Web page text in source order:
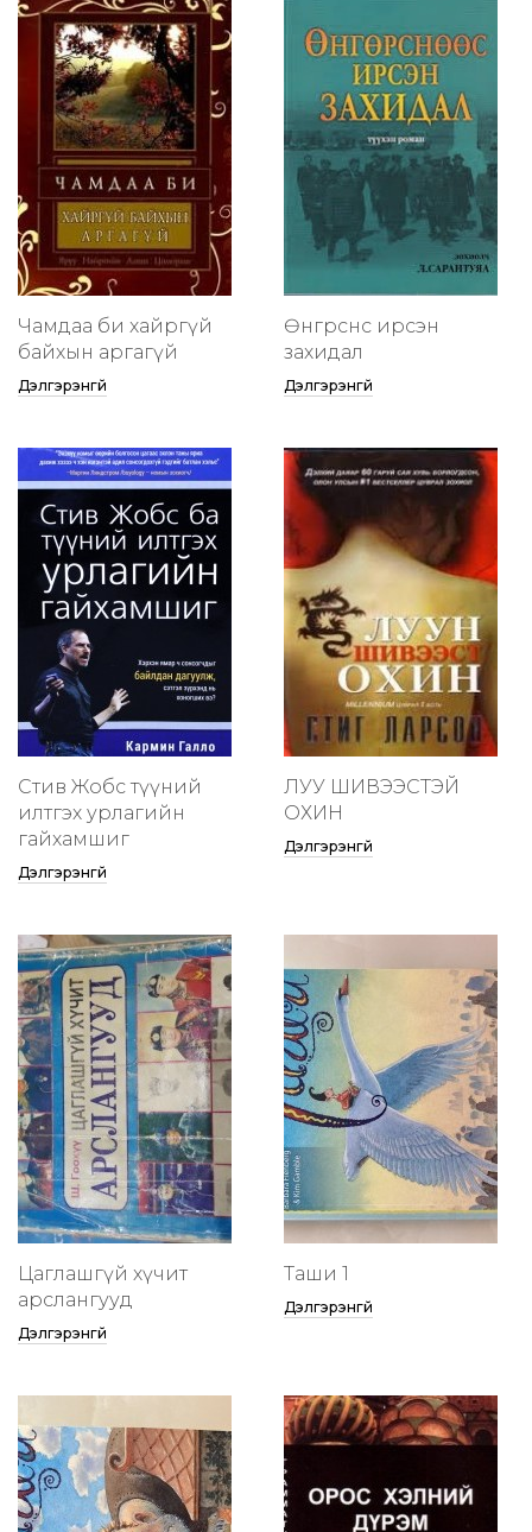
Чамдаа би хайргүй
байхын аргагүй
Дэлгэрэнгүй
Өнгөрснөөс ирсэн
захидал
Дэлгэрэнгүй
Стив Жобс түүний
илтгэх урлагийн
гайхамшиг
Дэлгэрэнгүй
ЛУУ ШИВЭЭСТЭЙ
ОХИН
Дэлгэрэнгүй
Цаглашгүй хүчит
арслангууд
Дэлгэрэнгүй
Таши 1
Дэлгэрэнгүй